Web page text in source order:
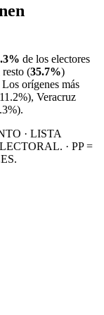
de los electores
resto (35.7%)
orígenes más
, Veracruz
.
· LISTA
· PP =